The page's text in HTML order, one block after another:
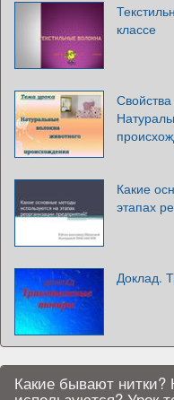
классе
Какие
этапах
Доклад.
Какие бывают нитки?